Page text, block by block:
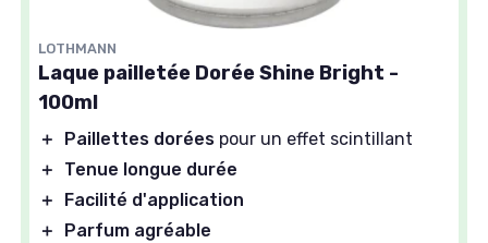
LOTHMANN
Laque pailletée Dorée Shine Bright -
100ml
＋ Paillettes dorées pour un effet scintillant
＋
Tenue longue durée
＋
Facilité d'application
＋
Parfum agréable